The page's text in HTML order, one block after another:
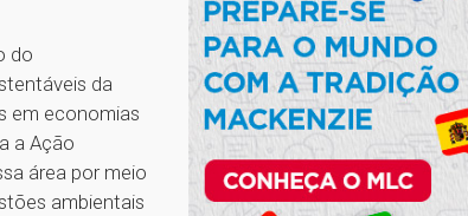
do
da
em economias
a Ação
área por meio
ambientais